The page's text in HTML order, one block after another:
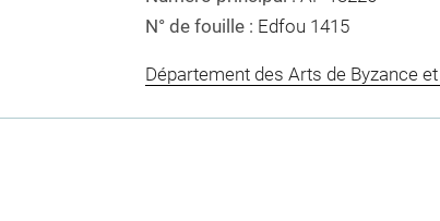
N° de fouille : Edfou 1415
Département des Arts de Byzance